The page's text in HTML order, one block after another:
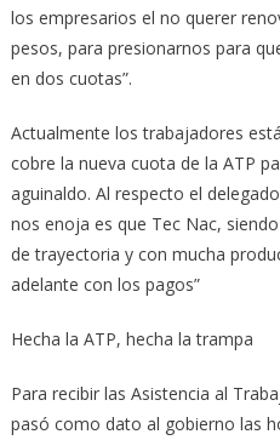
los empresarios el no querer
pesos, para presionarnos para
en dos cuotas”.
Actualmente los trabajadores
cobre la nueva cuota de la ATP
aguinaldo. Al respecto el
nos enoja es que Tec Nac,
de trayectoria y con mucha
adelante con los pagos”
Hecha la ATP, hecha la trampa
Para recibir las Asistencia al
pasó como dato al gobierno las